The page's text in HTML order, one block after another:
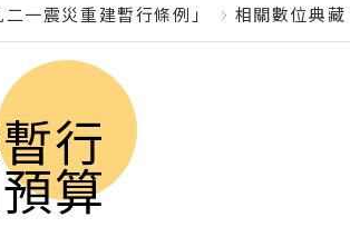
一震災重建暫行條例」 相關數位典藏
行
算